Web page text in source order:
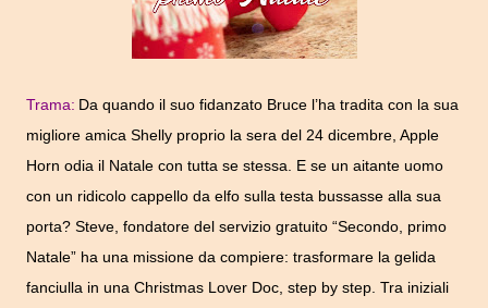
Trama: Da quando il suo fidanzato Bruce l’ha tradita con la sua
migliore amica Shelly proprio la sera del 24 dicembre, Apple
Horn odia il Natale con tutta se stessa. E se un aitante uomo
con un ridicolo cappello da elfo sulla testa bussasse alla sua
porta? Steve, fondatore del servizio gratuito “Secondo, primo
Natale” ha una missione da compiere: trasformare la gelida
fanciulla in una Christmas Lover Doc, step by step. Tra iniziali